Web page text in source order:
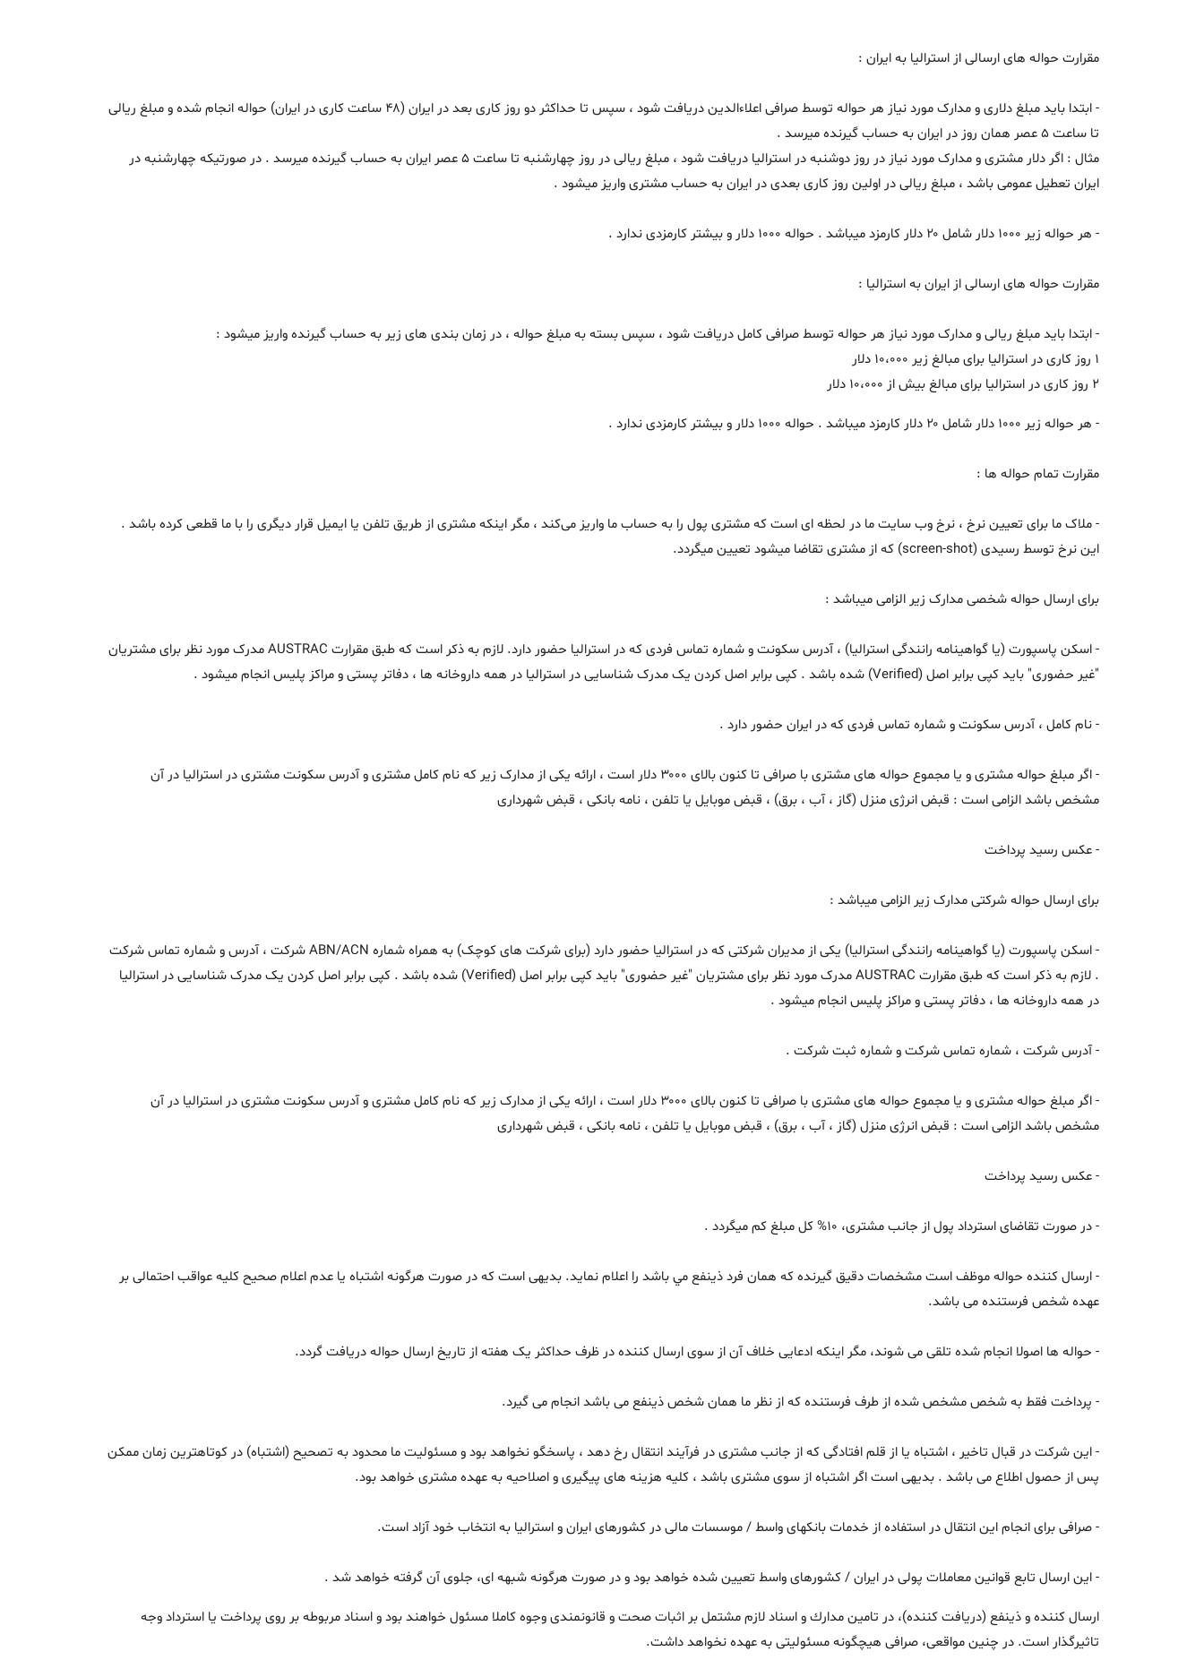
مقرارت حواله های ارسالی از استرالیا به ایران :
- ابتدا باید مبلغ دلاری و مدارک مورد نیاز هر حواله توسط صرافی اعلاءالدین دریافت شود ، سپس تا حداکثر دو روز کاری بعد در ایران (۴۸ ساعت کاری در ایران) حواله انجام شده و مبلغ ریالی
تا ساعت ۵ عصر همان روز در ایران به حساب گیرنده میرسد .
مثال : اگر دلار مشتری و مدارک مورد نیاز در روز دوشنبه در استرالیا دریافت شود ، مبلغ ریالی در روز چهارشنبه تا ساعت ۵ عصر ایران به حساب گیرنده میرسد . در صورتیکه چهارشنبه در
ایران تعطیل عمومی باشد ، مبلغ ریالی در اولین روز کاری بعدی در ایران به حساب مشتری واریز میشود .
- هر حواله زیر ۱۰۰۰ دلار شامل ۲۰ دلار کارمزد میباشد . حواله ۱۰۰۰ دلار و بیشتر کارمزدی ندارد .
مقرارت حواله های ارسالی از ایران به استرالیا :
- ابتدا باید مبلغ ریالی و مدارک مورد نیاز هر حواله توسط صرافی کامل دریافت شود ، سپس بسته به مبلغ حواله ، در زمان بندی های زیر به حساب گیرنده واریز میشود :
۱ روز کاری در استرالیا برای مبالغ زیر ۱۰،۰۰۰ دلار
۲ روز کاری در استرالیا برای مبالغ بیش از ۱۰،۰۰۰ دلار
- هر حواله زیر ۱۰۰۰ دلار شامل ۲۰ دلار کارمزد میباشد . حواله ۱۰۰۰ دلار و بیشتر کارمزدی ندارد .
مقرارت تمام حواله ها :
- ملاک ما برای تعیین نرخ ، نرخ وب سایت ما در لحظه ای است که مشتری پول را به حساب ما واریز می‌کند ، مگر اینکه مشتری از طریق تلفن یا ایمیل قرار دیگری را با ما قطعی کرده باشد .
این نرخ توسط رسیدی (screen-shot) که از مشتری تقاضا میشود تعیین میگردد.
برای ارسال حواله شخصی مدارک زیر الزامی میباشد :
- اسکن پاسپورت (یا گواهینامه رانندگی استرالیا) ، آدرس سکونت و شماره تماس فردی که در استرالیا حضور دارد. لازم به ذکر است که طبق مقرارت AUSTRAC مدرک مورد نظر برای مشتریان
"غیر حضوری" باید کپی برابر اصل (Verified) شده باشد . کپی برابر اصل کردن یک مدرک شناسایی در استرالیا در همه داروخانه ها ، دفاتر پستی و مراکز پلیس انجام میشود .
- نام کامل ، آدرس سکونت و شماره تماس فردی که در ایران حضور دارد .
- اگر مبلغ حواله مشتری و یا مجموع حواله های مشتری با صرافی تا کنون بالای ۳۰۰۰ دلار است ، ارائه یکی از مدارک زیر که نام کامل مشتری و آدرس سکونت مشتری در استرالیا در آن
مشخص باشد الزامی است : قبض انرژی منزل (گاز ، آب ، برق) ، قبض موبایل یا تلفن ، نامه بانکی ، قبض شهرداری
- عکس رسید پرداخت
برای ارسال حواله شرکتی مدارک زیر الزامی میباشد :
- اسکن پاسپورت (یا گواهینامه رانندگی استرالیا) یکی از مدیران شرکتی که در استرالیا حضور دارد (برای شرکت های کوچک) به همراه شماره ABN/ACN شرکت ، آدرس و شماره تماس شرکت
. لازم به ذکر است که طبق مقرارت AUSTRAC مدرک مورد نظر برای مشتریان "غیر حضوری" باید کپی برابر اصل (Verified) شده باشد . کپی برابر اصل کردن یک مدرک شناسایی در استرالیا
در همه داروخانه ها ، دفاتر پستی و مراکز پلیس انجام میشود .
- آدرس شرکت ، شماره تماس شرکت و شماره ثبت شرکت .
- اگر مبلغ حواله مشتری و یا مجموع حواله های مشتری با صرافی تا کنون بالای ۳۰۰۰ دلار است ، ارائه یکی از مدارک زیر که نام کامل مشتری و آدرس سکونت مشتری در استرالیا در آن
مشخص باشد الزامی است : قبض انرژی منزل (گاز ، آب ، برق) ، قبض موبایل یا تلفن ، نامه بانکی ، قبض شهرداری
- عکس رسید پرداخت
- در صورت تقاضای استرداد پول از جانب مشتری، ۱۰% کل مبلغ کم میگردد .
- ارسال كننده حواله موظف است مشخصات دقيق گيرنده كه همان فرد ذينفع مي باشد را اعلام نمايد. بديهی است كه در صورت هرگونه اشتباه یا عدم اعلام صحیح کلیه عواقب احتمالی بر
عهده شخص فرستنده می باشد.
- حواله ها اصولا انجام شده تلقی می شوند، مگر اینكه ادعایی خلاف آن از سوی ارسال كننده در ظرف حداكثر یک هفته از تاریخ ارسال حواله دریافت گردد.
- پرداخت فقط به شخص مشخص شده از طرف فرستنده که از نظر ما همان شخص ذینفع می باشد انجام می گیرد.
- اين شركت در قبال تاخیر ، اشتباه یا از قلم افتادگی كه از جانب مشتری در فرآیند انتقال رخ دهد ، پاسخگو نخواهد بود و مسئولیت ما محدود به تصحیح (اشتباه) در كوتاهترین زمان ممكن
پس از حصول اطلاع می باشد . بدیهی است اگر اشتباه از سوی مشتری باشد ، كلیه هزینه های پیگیری و اصلاحیه به عهده مشتری خواهد بود.
- صرافی برای انجام این انتقال در استفاده از خدمات بانكهای واسط / موسسات مالی در كشورهای ایران و استرالیا به انتخاب خود آزاد است.
- این ارسال تابع قوانین معاملات پولی در ایران / كشورهای واسط تعیین شده خواهد بود و در صورت هرگونه شبهه ای، جلوی آن گرفته خواهد شد .
ارسال كننده و ذینفع (دریافت كننده)، در تامین مدارك و اسناد لازم مشتمل بر اثبات صحت و قانونمندی وجوه كاملا مسئول خواهند بود و اسناد مربوطه بر روی پرداخت یا استرداد وجه
تاثیرگذار است. در چنین مواقعی، صرافی هیچگونه مسئولیتی به عهده نخواهد داشت.